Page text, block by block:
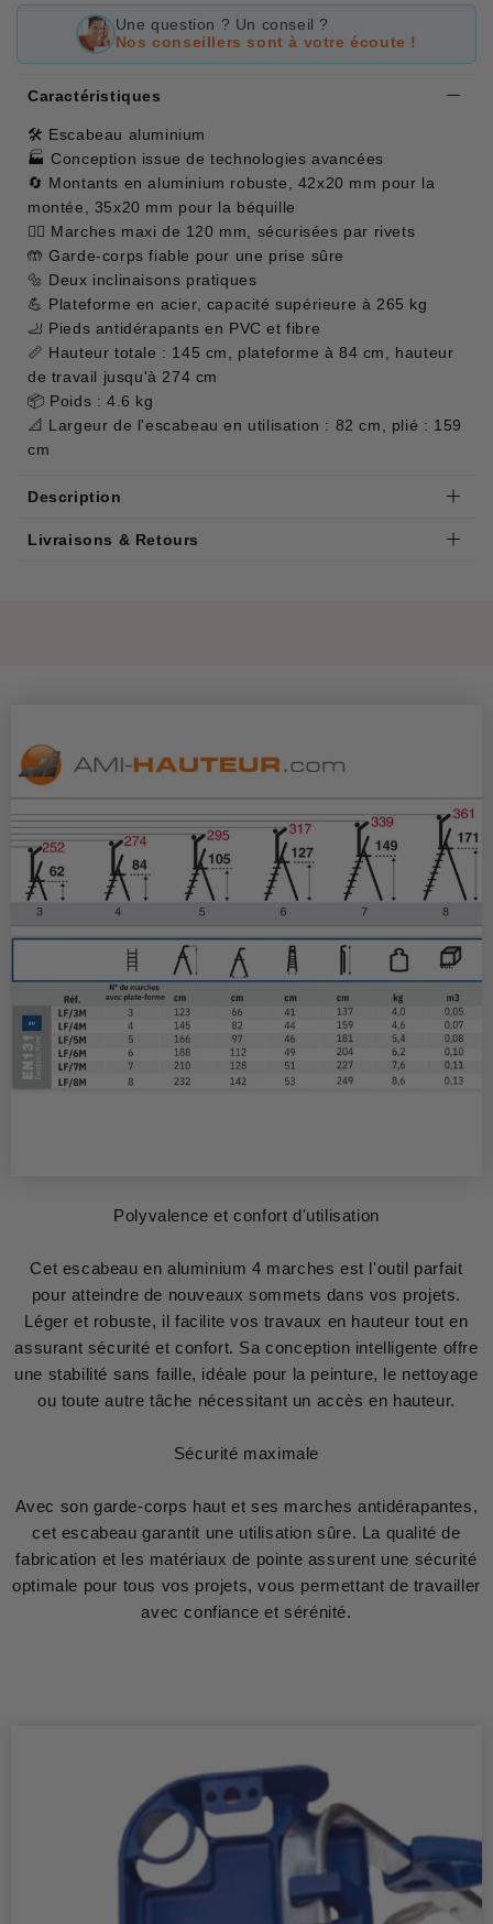
Une question ? Un conseil ?
Nos conseillers sont à votre écoute !
Caractéristiques
🛠 Escabeau aluminium
🏭 Conception issue de technologies avancées
🔄 Montants en aluminium robuste, 42x20 mm pour la
montée, 35x20 mm pour la béquille
🚶‍♂️ Marches maxi de 120 mm, sécurisées par rivets
🤲 Garde-corps fiable pour une prise sûre
🔩 Deux inclinaisons pratiques
💪 Plateforme en acier, capacité supérieure à 265 kg
🦶 Pieds antidérapants en PVC et fibre
📏 Hauteur totale : 145 cm, plateforme à 84 cm, hauteur
de travail jusqu'à 274 cm
📦 Poids : 4.6 kg
📐 Largeur de l'escabeau en utilisation : 82 cm, plié : 159
cm
Description
Livraisons & Retours
Polyvalence et confort d'utilisation
Cet escabeau en aluminium 4 marches est l'outil parfait
pour atteindre de nouveaux sommets dans vos projets.
Léger et robuste, il facilite vos travaux en hauteur tout en
assurant sécurité et confort. Sa conception intelligente offre
une stabilité sans faille, idéale pour la peinture, le nettoyage
ou toute autre tâche nécessitant un accès en hauteur.
Sécurité maximale
Avec son garde-corps haut et ses marches antidérapantes,
cet escabeau garantit une utilisation sûre. La qualité de
fabrication et les matériaux de pointe assurent une sécurité
optimale pour tous vos projets, vous permettant de travailler
avec confiance et sérénité.